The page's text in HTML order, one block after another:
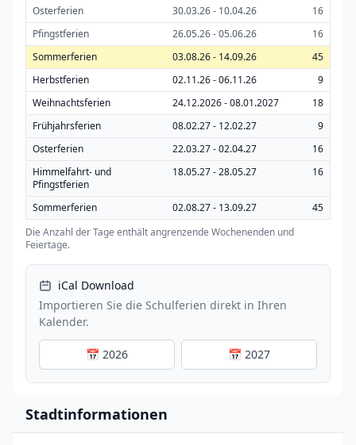
Osterferien
30.03.26 - 10.04.26
16
Pfingstferien
26.05.26 - 05.06.26
16
Sommerferien
03.08.26 - 14.09.26
45
Herbstferien
02.11.26 - 06.11.26
9
Weihnachtsferien
24.12.2026 - 08.01.2027
18
Frühjahrsferien
08.02.27 - 12.02.27
9
Osterferien
22.03.27 - 02.04.27
16
Himmelfahrt- und
Pfingstferien
18.05.27 - 28.05.27 16
Sommerferien 02.08.27 - 13.09.27
45
Die Anzahl der Tage enthält angrenzende Wochenenden und
Feiertage.
iCal Download
Importieren Sie die Schulferien direkt in Ihren
Kalender.
📅 2026 📅 2027
Stadtinformationen